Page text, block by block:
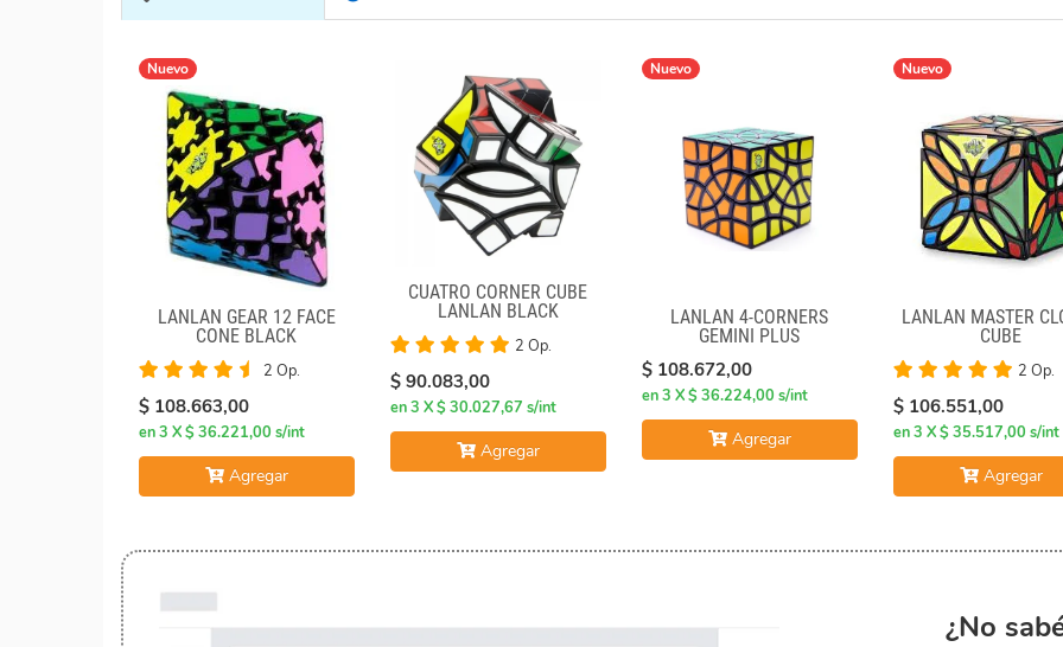
Nuevo
LANLAN GEAR 12 FACE
CONE BLACK
2 Op.
$ 108.663,00
en 3 X $ 36.221,00 s/int
Agregar
CUATRO CORNER CUBE
LANLAN BLACK
2 Op.
$ 90.083,00
en 3 X $ 30.027,67 s/int
Agregar
Nuevo
LANLAN 4-CORNERS
GEMINI PLUS
$ 108.672,00
en 3 X $ 36.224,00 s/int
Agregar
Nuevo
LANLAN MASTER
CUBE
2 Op.
$ 106.551,00
en 3 X $ 35.517,00 s/int
Agregar
¿No